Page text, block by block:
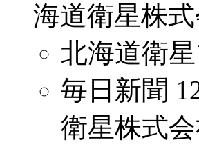
海道衛星株
北海道衛
毎日新聞
衛星株式